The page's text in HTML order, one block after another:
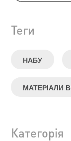
Теги
НАБУ
МАТЕРІАЛИ
Категорія